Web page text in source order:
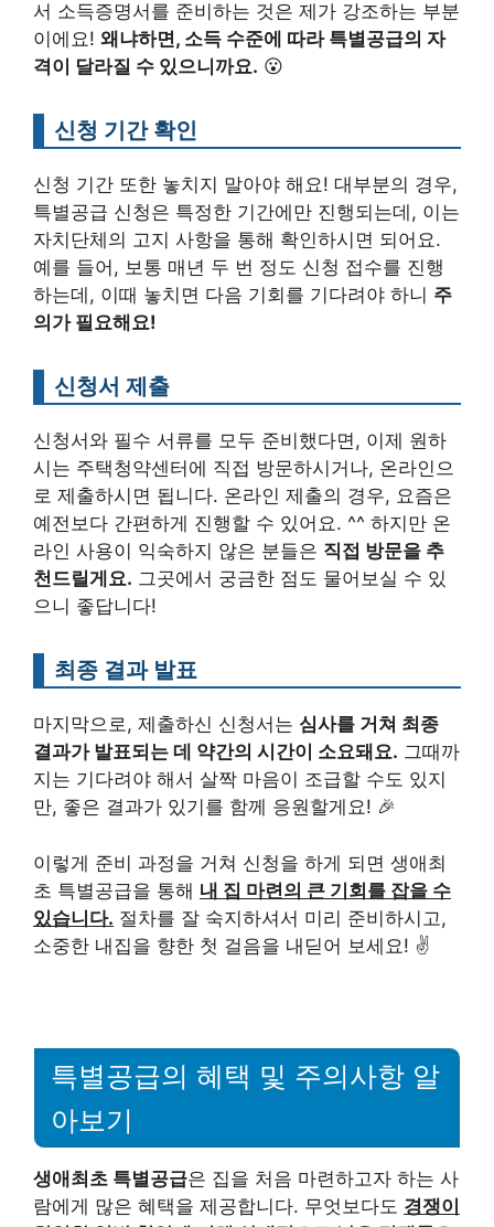
서 소득증명서를 준비하는 것은 제가 강조하는 부분
이에요! 왜냐하면, 소득 수준에 따라 특별공급의 자
격이 달라질 수 있으니까요. 😮
신청 기간 확인
신청 기간 또한 놓치지 말아야 해요! 대부분의 경우,
특별공급 신청은 특정한 기간에만 진행되는데, 이는
자치단체의 고지 사항을 통해 확인하시면 되어요.
예를 들어, 보통 매년 두 번 정도 신청 접수를 진행
하는데, 이때 놓치면 다음 기회를 기다려야 하니 주
의가 필요해요!
신청서 제출
신청서와 필수 서류를 모두 준비했다면, 이제 원하
시는 주택청약센터에 직접 방문하시거나, 온라인으
로 제출하시면 됩니다. 온라인 제출의 경우, 요즘은
예전보다 간편하게 진행할 수 있어요. ^^ 하지만 온
라인 사용이 익숙하지 않은 분들은 직접 방문을 추
천드릴게요. 그곳에서 궁금한 점도 물어보실 수 있
으니 좋답니다!
최종 결과 발표
마지막으로, 제출하신 신청서는 심사를 거쳐 최종
결과가 발표되는 데 약간의 시간이 소요돼요. 그때까
지는 기다려야 해서 살짝 마음이 조급할 수도 있지
만, 좋은 결과가 있기를 함께 응원할게요! 🎉
이렇게 준비 과정을 거쳐 신청을 하게 되면 생애최
초 특별공급을 통해 내 집 마련의 큰 기회를 잡을 수
있습니다. 절차를 잘 숙지하셔서 미리 준비하시고,
소중한 내집을 향한 첫 걸음을 내딛어 보세요! ✌️
특별공급의 혜택 및 주의사항 알
아보기
생애최초 특별공급은 집을 처음 마련하고자 하는 사
람에게 많은 혜택을 제공합니다. 무엇보다도 경쟁이